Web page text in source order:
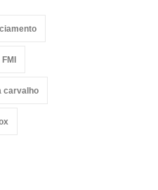
FMI
carvalho